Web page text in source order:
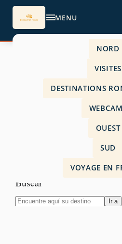
MENU
NORD
VISITES
DESTINATIONS
OUEST
SUD
VOYAGE EN
Descubra
–¡Tu viaje comienza aquí!
Buscar
Ir a